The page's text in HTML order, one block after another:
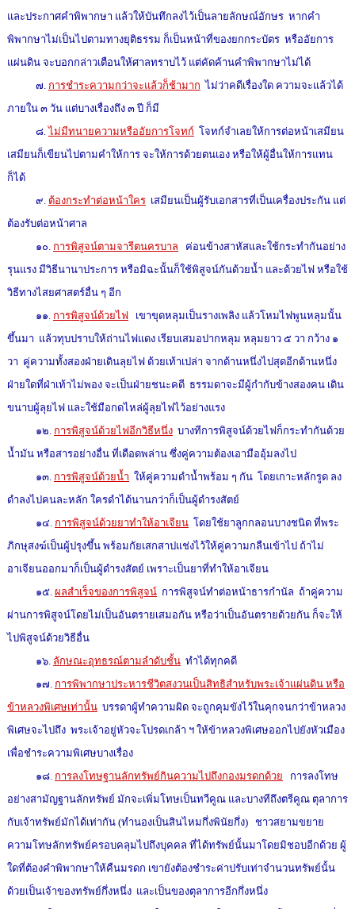
และประกาศคำพิพากษา แล้วให้บันทึกลงไว้เป็นลายลักษณ์อักษร หากคำ
พิพากษาไม่เป็นไปตามทางยุติธรรม ก็เป็นหน้าที่ของยกกระบัตร หรืออัยการ
แผ่นดิน จะบอกกล่าวเตือนให้ศาลทราบไว้ แต่คัดค้านคำพิพากษาไม่ได้
๗. การชำระความกว่าจะแล้วก็ช้ามาก ไม่ว่าคดีเรื่องใด ความจะแล้วได้
ภายใน ๓ วัน แต่บางเรื่องถึง ๓ ปี ก็มี
๘.ไม่มีทนายความหรืออัยการโจทก์ โจทก์จำเลยให้การต่อหน้าเสมียน
เสมียนก็เขียนไปตามคำให้การ จะให้การด้วยตนเอง หรือให้ผู้อื่นให้การแทน
ก็ได้
๙. ต้องกระทำต่อหน้าใครเสมียนเป็นผู้รับเอกสารที่เป็นเครื่องประกัน แต่
ต้องรับต่อหน้าศาล
๑๐. การพิสูจน์ตามจารีตนครบาล ค่อนข้างสาหัสและใช้กระทำกันอย่าง
รุนแรง มีวิธีนานาประการ หรือมิฉะนั้นก็ใช้พิสูจน์กันด้วยน้ำ และด้วยไฟ หรือใช้
วิธีทางไสยศาสตร์อื่น ๆ อีก
๑๑. การพิสูจน์ด้วยไฟ
เขาขุดหลุมเป็นรางเพลิง แล้วโหมไฟพูนหลุมนั้น
ขึ้นมา แล้วทุบปราบให้ถ่านไฟแดง เรียบเสมอปากหลุม หลุมยาว ๕ วา กว้าง ๑
วา คู่ความทั้งสองฝ่ายเดินลุยไฟ ด้วยเท้าเปล่า จากด้านหนึ่งไปสุดอีกด้านหนึ่ง
ฝ่ายใดที่ฝ่าเท้าไม่พอง จะเป็นฝ่ายชนะคดี ธรรมดาจะมีผู้กำกับข้างสองคน เดิน
ขนาบผู้ลุยไฟ และใช้มือกดไหล่ผู้ลุยไฟไว้อย่างแรง
๑๒. การพิสูจน์ด้วยไฟอีกวิธีหนึ่งบางทีการพิสูจน์ด้วยไฟก็กระทำกันด้วย
น้ำมัน หรือสารอย่างอื่น ที่เดือดพล่าน ซึ่งคู่ความต้องเอามืออุ้มลงไป
๑๓. การพิสูจน์ด้วยน้ำ ให้คู่ความดำน้ำพร้อม ๆ กัน โดยเกาะหลักรูด ลง
ดำลงไปคนละหลัก ใครดำได้นานกว่าก็เป็นผู้ดำรงสัตย์
๑๔. การพิสูจน์ด้วยยาทำให้อาเจียนโดยใช้ยาลูกกลอนบางชนิด ที่พระ
ภิกษุสงฆ์เป็นผู้ปรุงขึ้น พร้อมกัยเสกสาปแช่งไว้ให้คู่ความกลืนเข้าไป ถ้าไม่
อาเจียนออกมาก็เป็นผู้ดำรงสัตย์ เพราะเป็นยาที่ทำให้อาเจียน
๑๕. ผลสำเร็จของการพิสูจน์การพิสูจน์ทำต่อหน้าธารกำนัล ถ้าคู่ความ
ผ่านการพิสูจน์โดยไม่เป็นอันตรายเสมอกัน หรือว่าเป็นอันตรายด้วยกัน ก็จะให้
ไปพิสูจน์ด้วยวิธีอื่น
๑๖. ลักษณะอุทธรณ์ตามลำดับชั้นทำได้ทุกคดี
๑๗. การพิพากษาประหารชีวิตสงวนเป็นสิทธิสำหรับพระเจ้าแผ่นดิน หรือ
ข้าหลวงพิเศษเท่านั้นบรรดาผู้ทำความผิด จะถูกคุมขังไว้ในคุกจนกว่าข้าหลวง
พิเศษจะไปถึง พระเจ้าอยู่หัวจะโปรดเกล้า ฯ ให้ข้าหลวงพิเศษออกไปยังหัวเมือง
เพื่อชำระความพิเศษบางเรื่อง
๑๘. การลงโทษฐานลักทรัพย์กินความไปถึงกองมรดกด้วย การลงโทษ
อย่างสามัญฐานลักทรัพย์ มักจะเพิ่มโทษเป็นทวีคูณ และบางทีถึงตรีคูณ ตุลาการ
กับเจ้าทรัพย์มักได้เท่ากัน (ทำนองเป็นสินไหมกึ่งพินัยกึ่ง) ชาวสยามขยาย
ความโทษลักทรัพย์ครอบคลุมไปถึงบุคคล ที่ได้ทรัพย์นั้นมาโดยมิชอบอีกด้วย ผู้
ใดที่ต้องคำพิพากษาให้คืนมรดก เขายังต้องชำระค่าปรับเท่าจำนวนทรัพย์นั้น
ด้วยเป็นเจ้าของทรัพย์กึ่งหนึ่ง และเป็นของตุลาการอีกกึ่งหนึ่ง